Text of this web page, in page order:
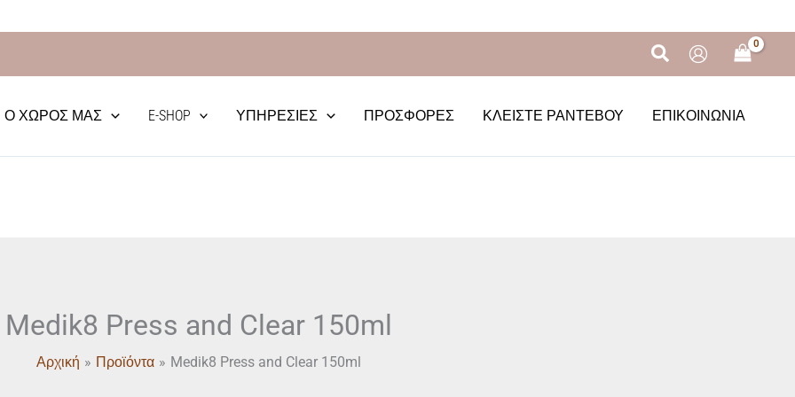
Αναζήτηση
Ο ΧΏΡΟΣ ΜΑΣ E-SHOP ΥΠΗΡΕΣΊΕΣ ΠΡΟΣΦΟΡΈΣ ΚΛΕΊΣΤΕ ΡΑΝΤΕΒΟΎ ΕΠΙΚΟΙΝΩΝΊΑ
Medik8 Press and Clear 150ml
Αρχική Προϊόντα Medik8 Press and Clear 150ml
Press
Clear
ποσότητα